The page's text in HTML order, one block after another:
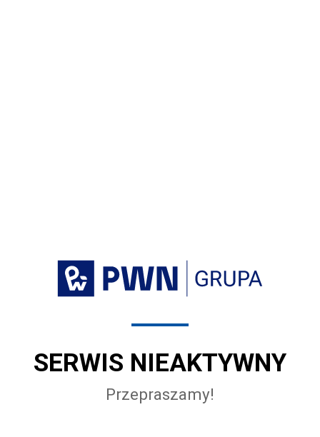
SERWIS NIEAKTYWNY
Przepraszamy!